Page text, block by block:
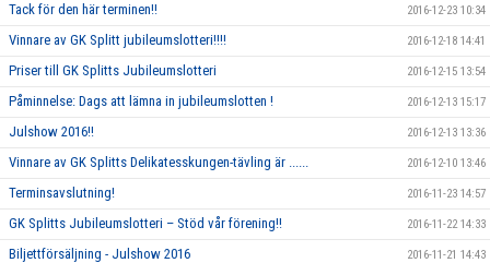
Tack för den här terminen!! 2016-12-23 10:34
Vinnare av GK Splitt jubileumslotteri!!!! 2016-12-18 14:41
Priser till GK Splitts Jubileumslotteri 2016-12-15 13:54
Påminnelse: Dags att lämna in jubileumslotten ! 2016-12-13 15:17
Julshow 2016!! 2016-12-13 13:36
Vinnare av GK Splitts Delikatesskungen-tävling är ...... 2016-12-10 13:46
Terminsavslutning! 2016-11-23 14:57
GK Splitts Jubileumslotteri – Stöd vår förening!! 2016-11-22 14:33
Biljettförsäljning - Julshow 2016 2016-11-21 14:43